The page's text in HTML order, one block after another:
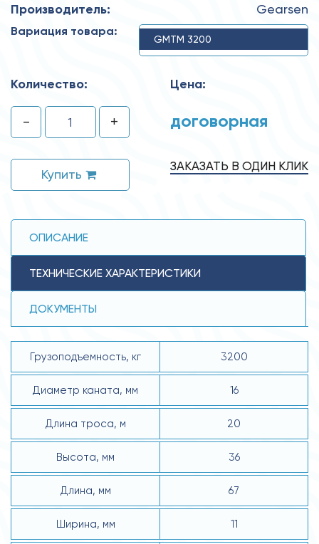
Производитель: Gearsen
Вариация товара:
GMTM 3200
Количество:
- +
Купить
Цена:
договорная
ЗАКАЗАТЬ В ОДИН КЛИК
ОПИСАНИЕ
ТЕХНИЧЕСКИЕ ХАРАКТЕРИСТИКИ
ДОКУМЕНТЫ
Грузоподъемность, кг 3200
Диаметр каната, мм 16
Длина троса, м 20
Высота, мм 36
Длина, мм 67
Ширина, мм 11